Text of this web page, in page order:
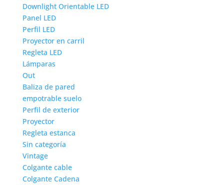
Downlight Orientable LED
Panel LED
Perfil LED
Proyector en carril
Regleta LED
Lámparas
Out
Baliza de pared
empotrable suelo
Perfil de exterior
Proyector
Regleta estanca
Sin categoría
Vintage
Colgante cable
Colgante Cadena